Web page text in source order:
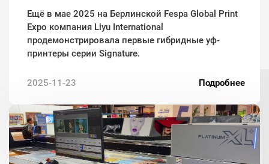
Ещё в мае 2025 на Берлинской Fespa Global Print
Expo компания Liyu International
продемонстрировала первые гибридные уф-
принтеры серии Signature.
2025-11-23 Подробнее